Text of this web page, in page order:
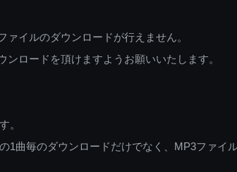
イルのダウンロードが行えません。
ロードを頂けますようお願いいたします。
。
曲毎のダウンロードだけでなく、MP3ファイ